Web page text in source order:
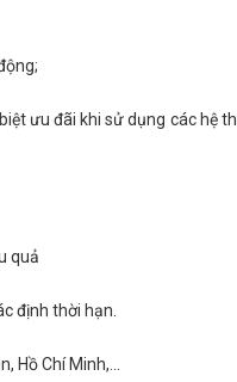
ưu đãi khi sử dụng các hệ
quả
định thời hạn.
Hồ Chí Minh,...